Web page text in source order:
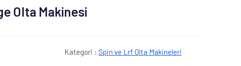
Olta Makinesi
Kategori : Spin ve Lrf Olta Makineleri